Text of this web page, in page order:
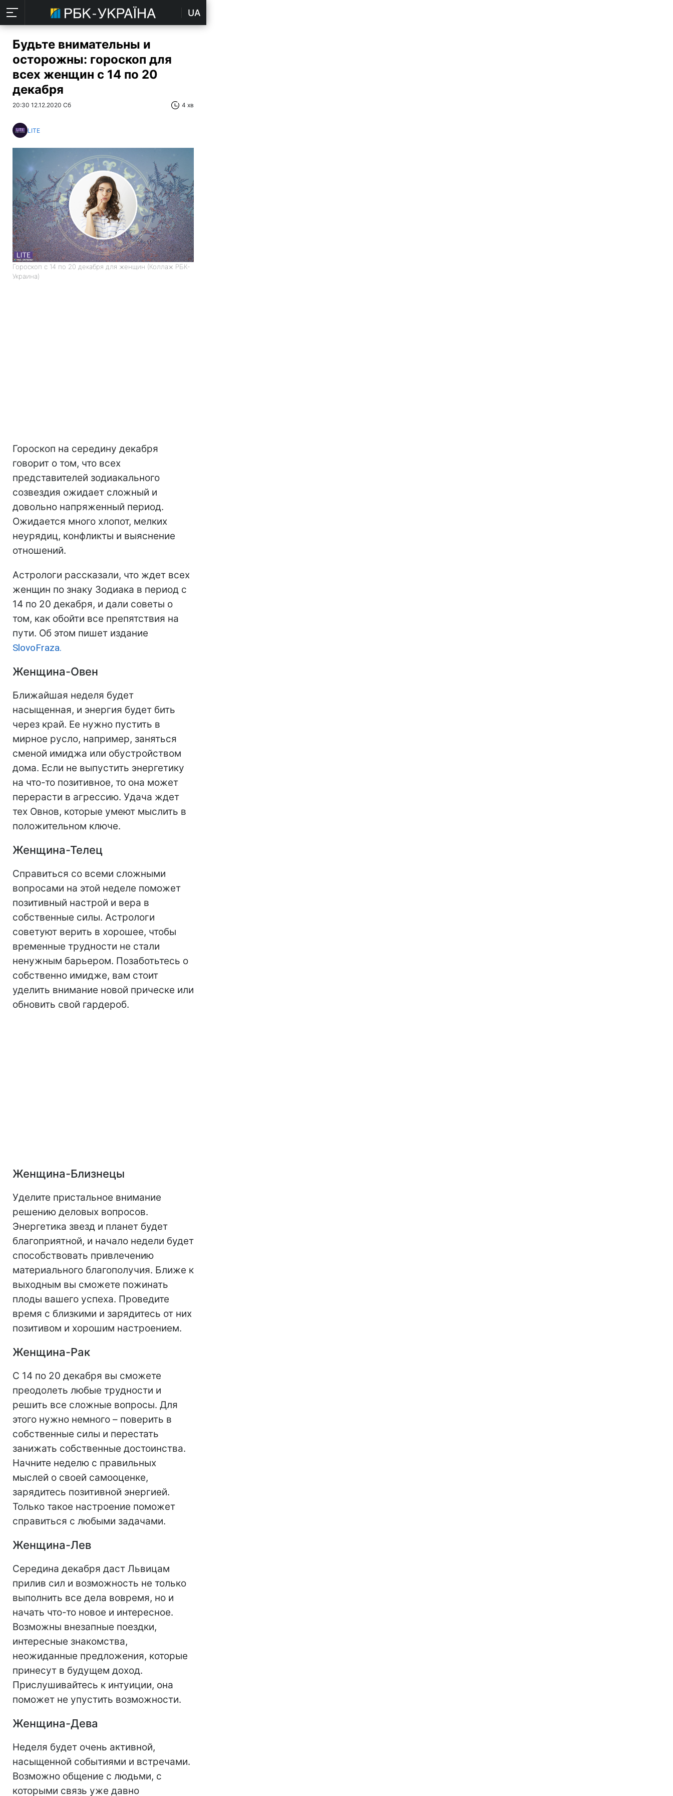
UA
Будьте внимательны и
осторожны: гороскоп для
всех женщин с 14 по 20
декабря
20:30 12.12.2020 Сб 4 хв
LITE
Гороскоп с 14 по 20 декабря для женщин (Коллаж РБК-
Украина)
Гороскоп на середину декабря
говорит о том, что всех
представителей зодиакального
созвездия ожидает сложный и
довольно напряженный период.
Ожидается много хлопот, мелких
неурядиц, конфликты и выяснение
отношений.
Астрологи рассказали, что ждет всех
женщин по знаку Зодиака в период с
14 по 20 декабря, и дали советы о
том, как обойти все препятствия на
пути. Об этом пишет издание
SlovoFraza.
Женщина-Овен
Ближайшая неделя будет
насыщенная, и энергия будет бить
через край. Ее нужно пустить в
мирное русло, например, заняться
сменой имиджа или обустройством
дома. Если не выпустить энергетику
на что-то позитивное, то она может
перерасти в агрессию. Удача ждет
тех Овнов, которые умеют мыслить в
положительном ключе.
Женщина-Телец
Справиться со всеми сложными
вопросами на этой неделе поможет
позитивный настрой и вера в
собственные силы. Астрологи
советуют верить в хорошее, чтобы
временные трудности не стали
ненужным барьером. Позаботьтесь о
собственно имидже, вам стоит
уделить внимание новой прическе или
обновить свой гардероб.
Женщина-Близнецы
Уделите пристальное внимание
решению деловых вопросов.
Энергетика звезд и планет будет
благоприятной, и начало недели будет
способствовать привлечению
материального благополучия. Ближе к
выходным вы сможете пожинать
плоды вашего успеха. Проведите
время с близкими и зарядитесь от них
позитивом и хорошим настроением.
Женщина-Рак
С 14 по 20 декабря вы сможете
преодолеть любые трудности и
решить все сложные вопросы. Для
этого нужно немного – поверить в
собственные силы и перестать
занижать собственные достоинства.
Начните неделю с правильных
мыслей о своей самооценке,
зарядитесь позитивной энергией.
Только такое настроение поможет
справиться с любыми задачами.
Женщина-Лев
Середина декабря даст Львицам
прилив сил и возможность не только
выполнить все дела вовремя, но и
начать что-то новое и интересное.
Возможны внезапные поездки,
интересные знакомства,
неожиданные предложения, которые
принесут в будущем доход.
Прислушивайтесь к интуиции, она
поможет не упустить возможности.
Женщина-Дева
Неделя будет очень активной,
насыщенной событиями и встречами.
Возможно общение с людьми, с
которыми связь уже давно